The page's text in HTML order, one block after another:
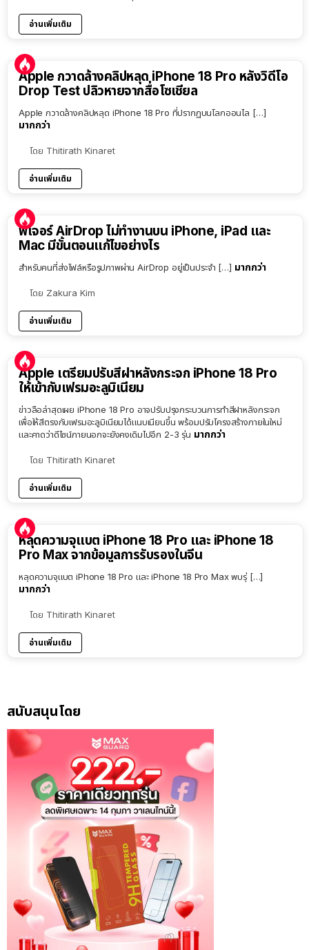
อ่านเพิ่มเติม
Apple กวาดล้างคลิปหลุด iPhone 18 Pro หลังวิดีโอ
Drop Test ปลิวหายจากสื่อโซเชียล
Apple กวาดล้างคลิปหลุด iPhone 18 Pro ที่ปรากฏบนโลกออนไล […]
มากกว่า
โดย Thitirath Kinaret
อ่านเพิ่มเติม
ฟีเจอร์ AirDrop ไม่ทำงานบน iPhone, iPad และ
Mac มีขั้นตอนแก้ไขอย่างไร
สำหรับคนที่ส่งไฟล์หรือรูปภาพผ่าน AirDrop อยู่เป็นประจำ […] มากกว่า
โดย Zakura Kim
อ่านเพิ่มเติม
Apple เตรียมปรับสีฝาหลังกระจก iPhone 18 Pro
ให้เข้ากับเฟรมอะลูมิเนียม
ข่าวลือล่าสุดเผย iPhone 18 Pro อาจปรับปรุงกระบวนการทำสีฝาหลังกระจก
เพื่อให้สีตรงกับเฟรมอะลูมิเนียมได้แนบเนียนขึ้น พร้อมปรับโครงสร้างภายในใหม่
และคาดว่าดีไซน์ภายนอกจะยังคงเดิมไปอีก 2-3 รุ่น มากกว่า
โดย Thitirath Kinaret
อ่านเพิ่มเติม
หลุดความจุแบต iPhone 18 Pro และ iPhone 18
Pro Max จากข้อมูลการรับรองในจีน
หลุดความจุแบต iPhone 18 Pro และ iPhone 18 Pro Max พบรุ่ […]
มากกว่า
โดย Thitirath Kinaret
อ่านเพิ่มเติม
สนับสนุนโดย